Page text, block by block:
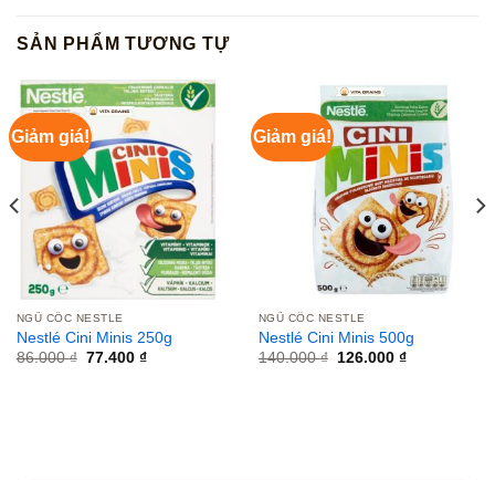
SẢN PHẨM TƯƠNG TỰ
Giảm giá!
NGŨ CỐC NESTLE
Nestlé Cini Minis 250g
86.000₫ Giá
77.400 ₫Giá
Giảm giá!
NGŨ CỐC NESTLE
Nestlé Cini Minis 500g
140.000₫
Giá
126.000 ₫Giá